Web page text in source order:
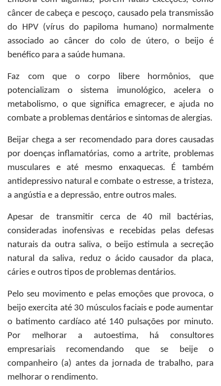
câncer de cabeça e pescoço, causado pela transmissão
do HPV (vírus do papiloma humano) normalmente
associado ao câncer do colo de útero, o beijo é
benéfico para a saúde humana.
Faz com que o corpo libere hormônios, que
potencializam o sistema imunológico, acelera o
metabolismo, o que significa emagrecer, e ajuda no
combate a problemas dentários e sintomas de alergias.
Beijar chega a ser recomendado para dores causadas
por doenças inflamatórias, como a artrite, problemas
musculares e até mesmo enxaquecas. É também
antidepressivo natural e combate o estresse, a tristeza,
a angústia e a depressão, entre outros males.
Apesar de transmitir cerca de 40 mil bactérias,
consideradas inofensivas e recebidas pelas defesas
naturais da outra saliva, o beijo estimula a secreção
natural da saliva, reduz o ácido causador da placa,
cáries e outros tipos de problemas dentários.
Pelo seu movimento e pelas emoções que provoca, o
beijo exercita até 30 músculos faciais e pode aumentar
o batimento cardíaco até 140 pulsações por minuto.
Por melhorar a autoestima, há consultores
empresariais recomendando que se beije o
companheiro (a) antes da jornada de trabalho, para
melhorar o rendimento.